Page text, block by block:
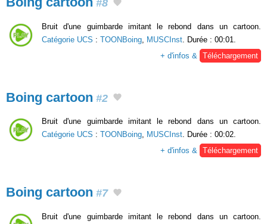
#8
Bruit d'une guimbarde imitant le rebond dans un cartoon.
Catégorie UCS : TOONBoing MUSCInst . Durée : 00:01.
+ d'infos &
Téléchargement
Boing cartoon #2
Bruit d'une guimbarde imitant le rebond dans un cartoon.
Catégorie UCS : TOONBoing, MUSCInst. Durée : 00:02.
+ d'infos & Téléchargement
Boing cartoon #7
Bruit d'une guimbarde imitant le rebond dans un cartoon.